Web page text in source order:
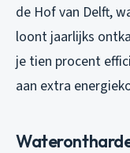
de Hof van Delft,
loont jaarlijks
je tien procent
aan extra